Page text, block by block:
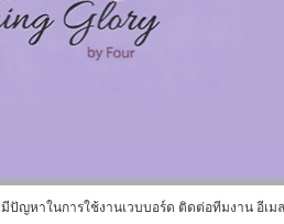
มีปัญหาในการใช้งานเวบบอร์ด ติดต่อทีมงาน อีเม